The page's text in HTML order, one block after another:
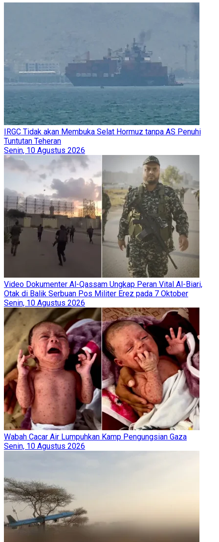
IRGC Tidak akan Membuka Selat Hormuz tanpa AS Penuhi
Tuntutan Teheran
Senin, 10 Agustus 2026
Video Dokumenter Al-Qassam Ungkap Peran Vital Al-Biari,
Otak di Balik Serbuan Pos Militer Erez pada 7 Oktober
Senin, 10 Agustus 2026
Wabah Cacar Air Lumpuhkan Kamp Pengungsian Gaza
Senin, 10 Agustus 2026